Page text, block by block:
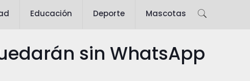
Educación Deporte Mascotas
sin WhatsApp